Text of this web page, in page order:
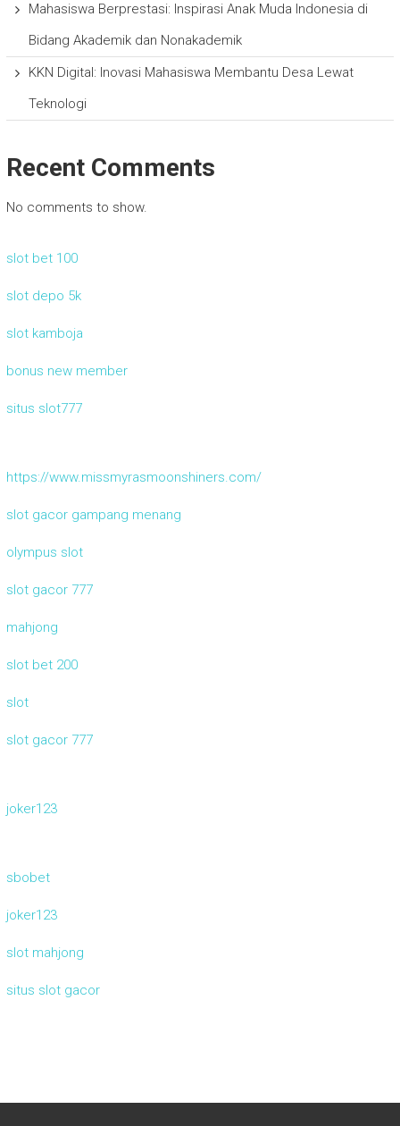
Mahasiswa Berprestasi: Inspirasi Anak Muda Indonesia di
Bidang Akademik dan Nonakademik
KKN Digital: Inovasi Mahasiswa Membantu Desa Lewat
Teknologi
Recent Comments
No comments to show.
slot bet 100
slot depo 5k
slot kamboja
bonus new member
situs slot777
https://www.missmyrasmoonshiners.com/
slot gacor gampang menang
olympus slot
slot gacor 777
mahjong
slot bet 200
slot
slot gacor 777
joker123
sbobet
joker123
slot mahjong
situs slot gacor